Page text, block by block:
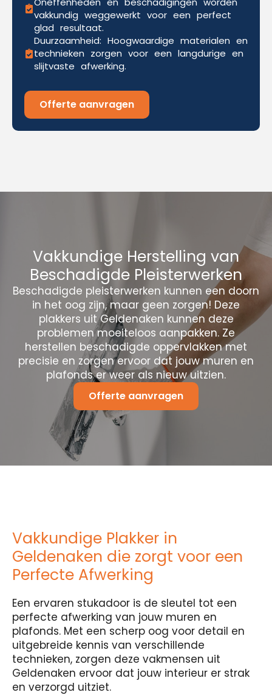
vakkundig weggewerkt voor een perfect
glad resultaat.
Duurzaamheid: Hoogwaardige materialen en
technieken zorgen voor een langdurige en
slijtvaste afwerking.
Offerte aanvragen
Vakkundige Herstelling van
Beschadigde Pleisterwerken
Beschadigde pleisterwerken kunnen een doorn
in het oog zijn, maar geen zorgen! Deze
plakkers uit Geldenaken kunnen deze
problemen moeiteloos aanpakken. Ze
herstellen beschadigde oppervlakken met
precisie en zorgen ervoor dat jouw muren en
plafonds er weer als nieuw uitzien.
Offerte aanvragen
Vakkundige Plakker in
Geldenaken die zorgt voor een
Perfecte Afwerking
Een ervaren stukadoor is de sleutel tot een
perfecte afwerking van jouw muren en
plafonds. Met een scherp oog voor detail en
uitgebreide kennis van verschillende
technieken, zorgen deze vakmensen uit
Geldenaken ervoor dat jouw interieur er strak
en verzorgd uitziet.